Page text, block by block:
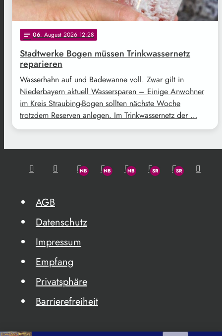
notes 06. August 2026 12:28
Stadtwerke Bogen müssen Trinkwassernetz
reparieren
Wasserhahn auf und Badewanne voll. Zwar gilt in
Niederbayern aktuell Wassersparen – Einige Anwohner
im Kreis Straubing-Bogen sollten nächste Woche
trotzdem Reserven anlegen. Im Trinkwassernetz der …
AGB
Datenschutz
Impressum
Empfang
Privatsphäre
Barrierefreiheit